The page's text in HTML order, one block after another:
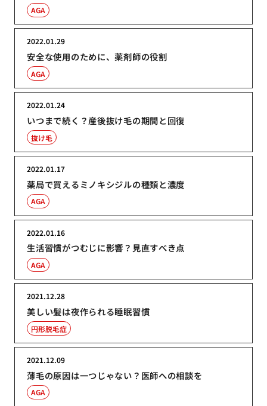
AGA
安全な使用のために、薬剤師の役割
2022.01.29
AGA
いつまで続く？産後抜け毛の期間と回復
2022.01.24
抜け毛
薬局で買えるミノキシジルの種類と濃度
2022.01.17
AGA
生活習慣がつむじに影響？見直すべき点
2022.01.16
AGA
美しい髪は夜作られる睡眠習慣
2021.12.28
円形脱毛症
薄毛の原因は一つじゃない？医師への相談を
2021.12.09
AGA